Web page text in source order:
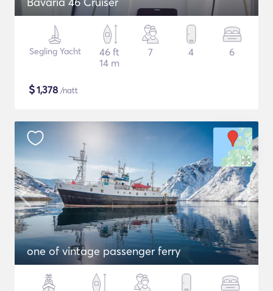
Segling Yacht
46 ft
14 m
7 4 6
$1,378 /natt
one of vintage passenger ferry